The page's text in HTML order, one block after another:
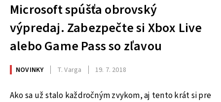
Microsoft spúšťa obrovský
výpredaj. Zabezpečte si Xbox Live
alebo Game Pass so zľavou
NOVINKY T. Varga 19. 7. 2018
Ako sa už stalo každročným zvykom, aj tento krát si pre